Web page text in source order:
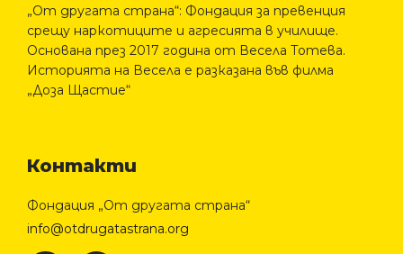
„От другата страна“: Фондация за превенция
срещу наркотиците и агресията в училище.
Основана през 2017 година от Весела Тотева.
Историята на Весела е разказана във филма
„Доза Щастие“
Контакти
Фондация „От другата страна“
info@otdrugatastrana.org